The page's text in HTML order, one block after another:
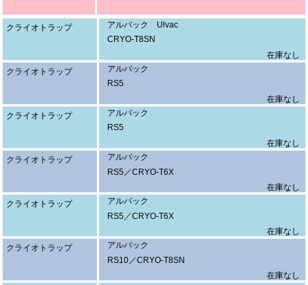
４．圧倒的な水蒸気排気速度
真空技術において、残留ガスの大半を占める水蒸気の除去は非常に困難
とされています。クライオトラップは水蒸気に対して極めて大きな排気
速度を持つため、既存の真空ポンプと併用することで、到達真空度を数
桁向上させることができます。
【クライオトラップの主な用途】
クライオトラップは、分析化学の現場から最先端の工業生産プロセスま
で、幅広く活用されています。
・ガスクロマトグラフィー質量分析（GC/MS）における前処理
環境中の微量悪臭物質、VOC（揮発性有機化合物）、食品のにおい成
分、自動車内装材から発生するアウトガスなどの分析において、試料の
事前濃縮（プレコンセントレーション）用として不可欠です。極低温で
微量成分を捉え、瞬時に加熱してGCカラムへ注入することで、非常に
クライオトラップ
アルバック Ulvac
CRYO-T8SN
在庫なし
クライオトラップ
アルバック
RS5
在庫なし
クライオトラップ
アルバック
RS5
在庫なし
クライオトラップ
アルバック
RS5／CRYO-T6X
在庫なし
クライオトラップ
アルバック
RS5／CRYO-T6X
在庫なし
クライオトラップ
アルバック
RS10／CRYO-T8SN
在庫なし